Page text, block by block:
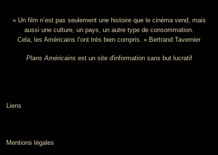
« Un film n’est pas seulement une histoire que le cinéma vend, mais
aussi une culture, un pays, un autre type de consommation.
Cela, les Américains l’ont très bien compris. » Bertrand Tavernier
Plans Américains est un site d'information sans but lucratif
Liens
Mentions légales